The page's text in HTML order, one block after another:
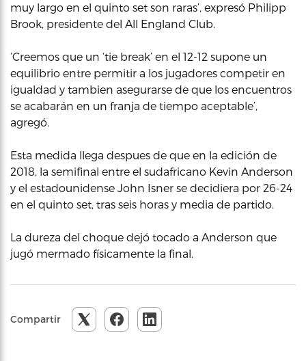
muy largo en el quinto set son raras’, expresó Philipp
Brook, presidente del All England Club.
‘Creemos que un ‘tie break’ en el 12-12 supone un
equilibrio entre permitir a los jugadores competir en
igualdad y tambien asegurarse de que los encuentros
se acabarán en un franja de tiempo aceptable’,
agregó.
Esta medida llega despues de que en la edición de
2018, la semifinal entre el sudafricano Kevin Anderson
y el estadounidense John Isner se decidiera por 26-24
en el quinto set, tras seis horas y media de partido.
La dureza del choque dejó tocado a Anderson que
jugó mermado físicamente la final.
Compartir